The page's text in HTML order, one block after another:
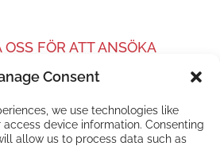
Consent
we use technologies like
device information. Consenting
allow us to process data such as
OSS FÖR ATT ANSÖKA
med din
redan nu!